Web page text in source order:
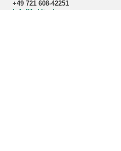
+49 721 608-42251
info ∂ifv kit edu